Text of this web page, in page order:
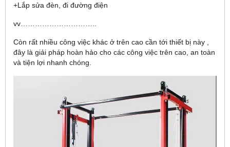
+Lắp sửa đèn, đi đường điện
vv…………………………..
Còn rất nhiều công việc khác ở trên cao cần tới thiết bị này ,
đây là giải pháp hoàn hảo cho các công việc trên cao, an toàn
và tiện lợi nhanh chóng.